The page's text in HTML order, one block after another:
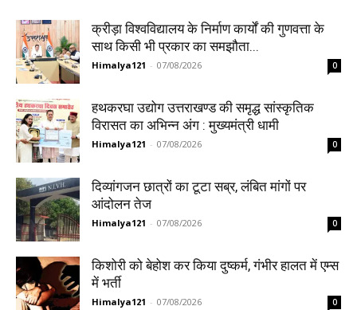
क्रीड़ा विश्वविद्यालय के निर्माण कार्यों की गुणवत्ता के
साथ किसी भी प्रकार का समझौता...
Himalya121 - 07/08/2026 0
हथकरघा उद्योग उत्तराखण्ड की समृद्ध सांस्कृतिक
विरासत का अभिन्न अंग : मुख्यमंत्री धामी
Himalya121 - 07/08/2026 0
दिव्यांगजन छात्रों का टूटा सब्र, लंबित मांगों पर
आंदोलन तेज
Himalya121 - 07/08/2026 0
किशोरी को बेहोश कर किया दुष्कर्म, गंभीर हालत में एम्स
में भर्ती
Himalya121 - 07/08/2026 0